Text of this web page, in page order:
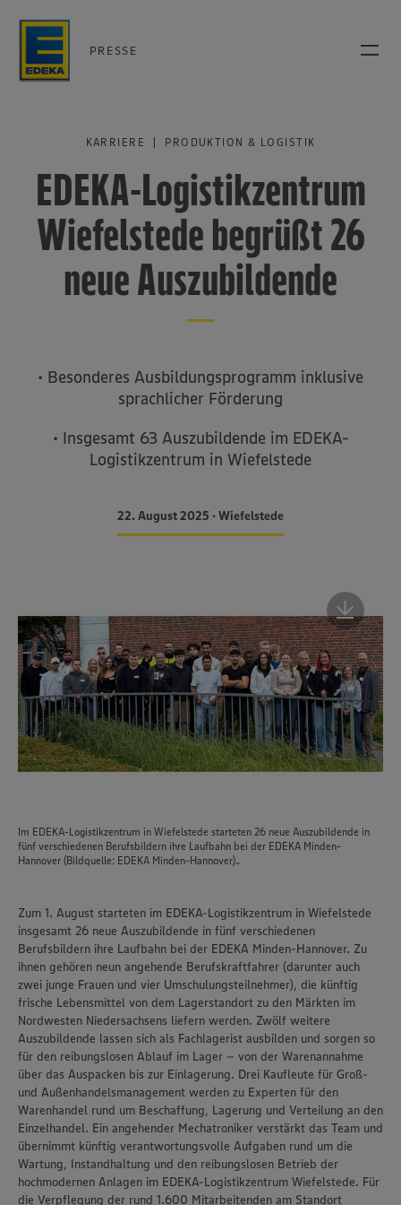
PRESSE
KARRIERE | PRODUKTION & LOGISTIK
EDEKA-Logistikzentrum
Wiefelstede begrüßt 26
neue Auszubildende
• Besonderes Ausbildungsprogramm inklusive
sprachlicher Förderung
• Insgesamt 63 Auszubildende im EDEKA-
Logistikzentrum in Wiefelstede
22. August 2025 • Wiefelstede
Im EDEKA-Logistikzentrum in Wiefelstede starteten 26 neue Auszubildende in
fünf verschiedenen Berufsbildern ihre Laufbahn bei der EDEKA Minden-
Hannover (Bildquelle: EDEKA Minden-Hannover)..
Zum 1. August starteten im EDEKA-Logistikzentrum in Wiefelstede
insgesamt 26 neue Auszubildende in fünf verschiedenen
Berufsbildern ihre Laufbahn bei der EDEKA Minden-Hannover. Zu
ihnen gehören neun angehende Berufskraftfahrer (darunter auch
zwei junge Frauen und vier Umschulungsteilnehmer), die künftig
frische Lebensmittel von dem Lagerstandort zu den Märkten im
Nordwesten Niedersachsens liefern werden. Zwölf weitere
Auszubildende lassen sich als Fachlagerist ausbilden und sorgen so
für den reibungslosen Ablauf im Lager – von der Warenannahme
über das Auspacken bis zur Einlagerung. Drei Kaufleute für Groß-
und Außenhandelsmanagement werden zu Experten für den
Warenhandel rund um Beschaffung, Lagerung und Verteilung an den
Einzelhandel. Ein angehender Mechatroniker verstärkt das Team und
übernimmt künftig verantwortungsvolle Aufgaben rund um die
Wartung, Instandhaltung und den reibungslosen Betrieb der
hochmodernen Anlagen im EDEKA-Logistikzentrum Wiefelstede. Für
die Verpflegung der rund 1.600 Mitarbeitenden am Standort